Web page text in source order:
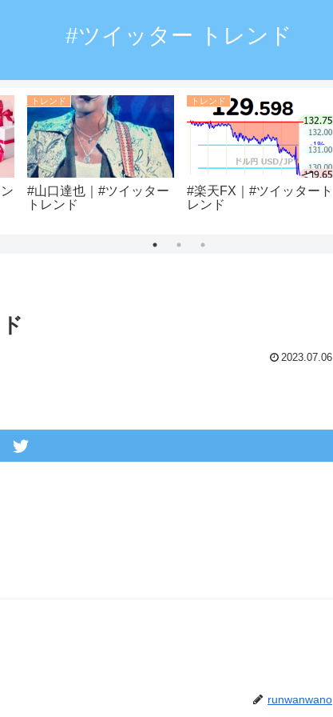
#ツイッター トレンド
トレンド
#山口達也｜#ツイッター
トレンド
トレンド
#楽天FX｜#ツイッタート
レンド
2023.07.06
runwanwano